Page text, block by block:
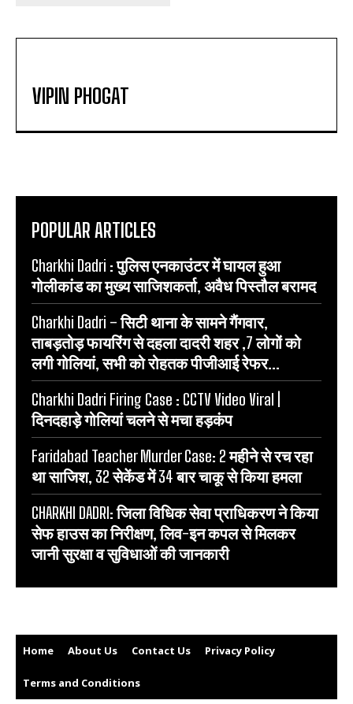
VIPIN PHOGAT
POPULAR ARTICLES
Charkhi Dadri : पुलिस एनकाउंटर में घायल हुआ
गोलीकांड का मुख्य साजिशकर्ता, अवैध पिस्तौल बरामद
Charkhi Dadri – सिटी थाना के सामने गैंगवार,
ताबड़तोड़ फायरिंग से दहला दादरी शहर ,7 लोगों को
लगी गोलियां, सभी को रोहतक पीजीआई रेफर...
Charkhi Dadri Firing Case : CCTV Video Viral |
दिनदहाड़े गोलियां चलने से मचा हड़कंप
Faridabad Teacher Murder Case: 2 महीने से रच रहा
था साजिश, 32 सेकेंड में 34 बार चाकू से किया हमला
CHARKHI DADRI: जिला विधिक सेवा प्राधिकरण ने किया
सेफ हाउस का निरीक्षण, लिव-इन कपल से मिलकर
जानी सुरक्षा व सुविधाओं की जानकारी
Home About Us Contact Us Privacy Policy
Terms and Conditions